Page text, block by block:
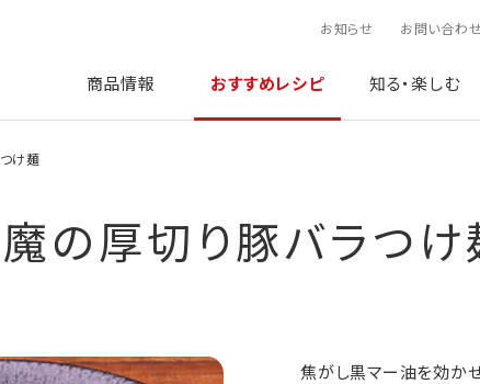
お知らせ お問い合わ
商品情報 おすすめレシピ 知る・楽しむ
け麺
の厚切り豚バラつ
焦がし黒マー油を効か